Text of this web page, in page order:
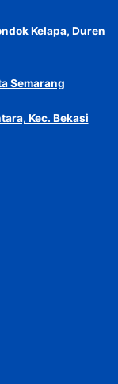
Kelapa, Duren
Semarang
Kec. Bekasi